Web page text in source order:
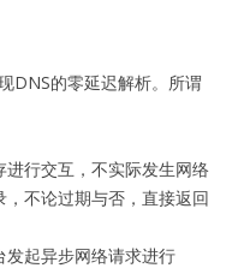
DNS的零延迟解析。所谓
行交互，不实际发生网络
不论过期与否，直接返回
起异步网络请求进行